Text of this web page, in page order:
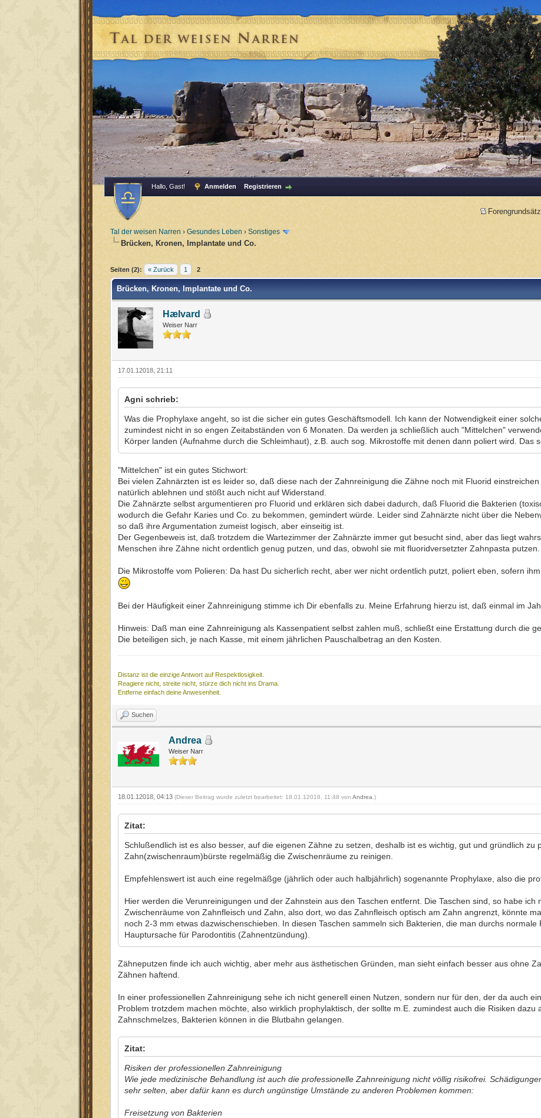
Hallo, Gast! Anmelden Registrieren
Tal der weisen Narren › Gesundes Leben › Sonstiges
Brücken, Kronen, Implantate und Co.
Seiten (2): « Zurück 1 2
Brücken, Kronen, Implantate und Co.
Hælvard
Weiser Narr
17.01.12018, 21:11
Agni schrieb:
Was die Prophylaxe angeht, so ist die sicher ein gutes Geschäftsmodell. Ich kann der Notwendigkeit einer
zumindest nicht in so engen Zeitabständen von 6 Monaten. Da werden ja schließlich auch "Mittelchen"
Körper landen (Aufnahme durch die Schleimhaut), z.B. auch sog. Mikrostoffe mit denen dann poliert wird. Das
"Mittelchen" ist ein gutes Stichwort:
Bei vielen Zahnärzten ist es leider so, daß diese nach der Zahnreinigung die Zähne noch mit Fluorid
natürlich ablehnen und stößt auch nicht auf Widerstand.
Die Zahnärzte selbst argumentieren pro Fluorid und erklären sich dabei dadurch, daß Fluorid die Bakterien
wodurch die Gefahr Karies und Co. zu bekommen, gemindert würde. Leider sind Zahnärzte nicht über die
so daß ihre Argumentation zumeist logisch, aber einseitig ist.
Der Gegenbeweis ist, daß trotzdem die Wartezimmer der Zahnärzte immer gut besucht sind, aber das liegt
Menschen ihre Zähne nicht ordentlich genug putzen, und das, obwohl sie mit fluoridversetzter Zahnpasta putzen.
Die Mikrostoffe vom Polieren: Da hast Du sicherlich recht, aber wer nicht ordentlich putzt, poliert eben, sofern
Bei der Häufigkeit einer Zahnreinigung stimme ich Dir ebenfalls zu. Meine Erfahrung hierzu ist, daß einmal im
Hinweis: Daß man eine Zahnreinigung als Kassenpatient selbst zahlen muß, schließt eine Erstattung durch die
Die beteiligen sich, je nach Kasse, mit einem jährlichen Pauschalbetrag an den Kosten.
Distanz ist die einzige Antwort auf Respektlosigkeit.
Reagiere nicht, streite nicht, stürze dich nicht ins Drama.
Entferne einfach deine Anwesenheit.
Suchen
Andrea
Weiser Narr
18.01.12018, 04:13 (Dieser Beitrag wurde zuletzt bearbeitet: 18.01.12018, 11:48 von Andrea .)
Zitat:
Schlußendlich ist es also besser, auf die eigenen Zähne zu setzen, deshalb ist es wichtig, gut und gründlich zu
Zahn(zwischenraum)bürste regelmäßig die Zwischenräume zu reinigen.
Empfehlenswert ist auch eine regelmäßge (jährlich oder auch halbjährlich) sogenannte Prophylaxe, also die
Hier werden die Verunreinigungen und der Zahnstein aus den Taschen entfernt. Die Taschen sind, so habe ich
Zwischenräume von Zahnfleisch und Zahn, also dort, wo das Zahnfleisch optisch am Zahn angrenzt, könnte
noch 2-3 mm etwas dazwischenschieben. In diesen Taschen sammeln sich Bakterien, die man durchs
Hauptursache für Parodontitis (Zahnentzündung).
Zähneputzen finde ich auch wichtig, aber mehr aus ästhetischen Gründen, man sieht einfach besser aus ohne
Zähnen haftend.
In einer professionellen Zahnreinigung sehe ich nicht generell einen Nutzen, sondern nur für den, der da auch
Problem trotzdem machen möchte, also wirklich prophylaktisch, der sollte m.E. zumindest auch die Risiken dazu
Zahnschmelzes, Bakterien können in die Blutbahn gelangen.
Zitat:
Risiken der professionellen Zahnreinigung
Wie jede medizinische Behandlung ist auch die professionelle Zahnreinigung nicht völlig risikofrei.
sehr selten, aber dafür kann es durch ungünstige Umstände zu anderen Problemen kommen:
Freisetzung von Bakterien